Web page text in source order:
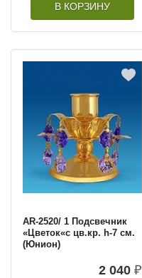
В КОРЗИНУ
AR-2520/ 1 Подсвечник
«Цветок«с цв.кр. h-7 см.
(Юнион)
2 040 ₽